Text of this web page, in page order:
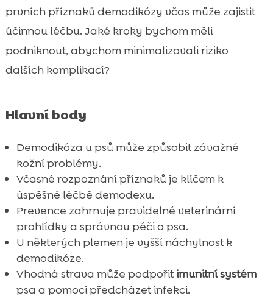
Prevence demodikózy
Jaký vliv má strava na demodikózu

CricksyDog krmivo jako prevence a
podpora léčby
 Životní styl a jeho vliv na demodikózu
Osobní zkušenosti majitelů bojujících s
demodikózou
Jak poznat, zda se léčba daří
Závěr
 FAQ
prvních příznaků demodikózy včas může zajistit
účinnou léčbu. Jaké kroky bychom měli
podniknout, abychom minimalizovali riziko
dalších komplikací?
Hlavní body
Demodikóza u psů může způsobit závažné
kožní problémy.
Včasné rozpoznání příznaků je klíčem k
úspěšné léčbě demodexu.
Prevence zahrnuje pravidelné veterinární
prohlídky a správnou péči o psa.
U některých plemen je vyšší náchylnost k
demodikóze.
Vhodná strava může podpořitimunitní systém
psa a pomoci předcházet infekci.